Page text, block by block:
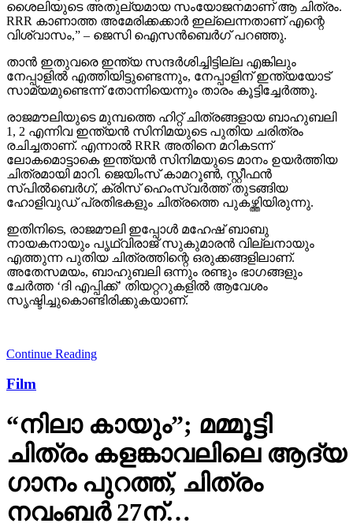
ശൈലിയുടെ അതുല്യമായ സംയോജനമാണ് ആ ചിത്രം.
RRR കാണാത്ത അമേരിക്കക്കാര്‍ ഇല്ലെന്നതാണ് എന്റെ
വിശ്വാസം,” – ജെസി ഐസന്‍ബെര്‍ഗ് പറഞ്ഞു.
താന്‍ ഇതുവരെ ഇന്ത്യ സന്ദര്‍ശിച്ചിട്ടില്ല എങ്കിലും
നേപ്പാളില്‍ എത്തിയിട്ടുണ്ടെന്നും, നേപ്പാളിന് ഇന്ത്യയോട്
സാമ്യമുണ്ടെന്ന് തോന്നിയെന്നും താരം കൂട്ടിച്ചേര്‍ത്തു.
രാജമൗലിയുടെ മുമ്പത്തെ ഹിറ്റ് ചിത്രങ്ങളായ ബാഹുബലി
1, 2 എന്നിവ ഇന്ത്യന്‍ സിനിമയുടെ പുതിയ ചരിത്രം
രചിച്ചതാണ്. എന്നാല്‍ RRR അതിനെ മറികടന്ന്
ലോകമൊട്ടാകെ ഇന്ത്യന്‍ സിനിമയുടെ മാനം ഉയര്‍ത്തിയ
ചിത്രമായി മാറി. ജെയിംസ് കാമറൂണ്‍, സ്റ്റീഫന്‍
സ്പില്‍ബെര്‍ഗ്, ക്രിസ് ഹെംസ്വര്‍ത്ത് തുടങ്ങിയ
ഹോളിവുഡ് പ്രതിഭകളും ചിത്രത്തെ പുകഴ്ത്തിയിരുന്നു.
ഇതിനിടെ, രാജമൗലി ഇപ്പോള്‍ മഹേഷ് ബാബു
നായകനായും പൃഥ്വിരാജ് സുകുമാരന്‍ വില്ലനായും
എത്തുന്ന പുതിയ ചിത്രത്തിന്റെ ഒരുക്കങ്ങളിലാണ്.
അതേസമയം, ബാഹുബലി ഒന്നും രണ്ടും ഭാഗങ്ങളും
ചേര്‍ത്ത ‘ദി എപ്പിക്ക്’ തിയറ്ററുകളില്‍ ആവേശം
സൃഷ്ടിച്ചുകൊണ്ടിരിക്കുകയാണ്.
Continue Reading
Film
“നിലാ കായും”; മമ്മൂട്ടി
ചിത്രം കളങ്കാവലിലെ ആദ്യ
ഗാനം പുറത്ത്, ചിത്രം
നവംബർ 27ന്…